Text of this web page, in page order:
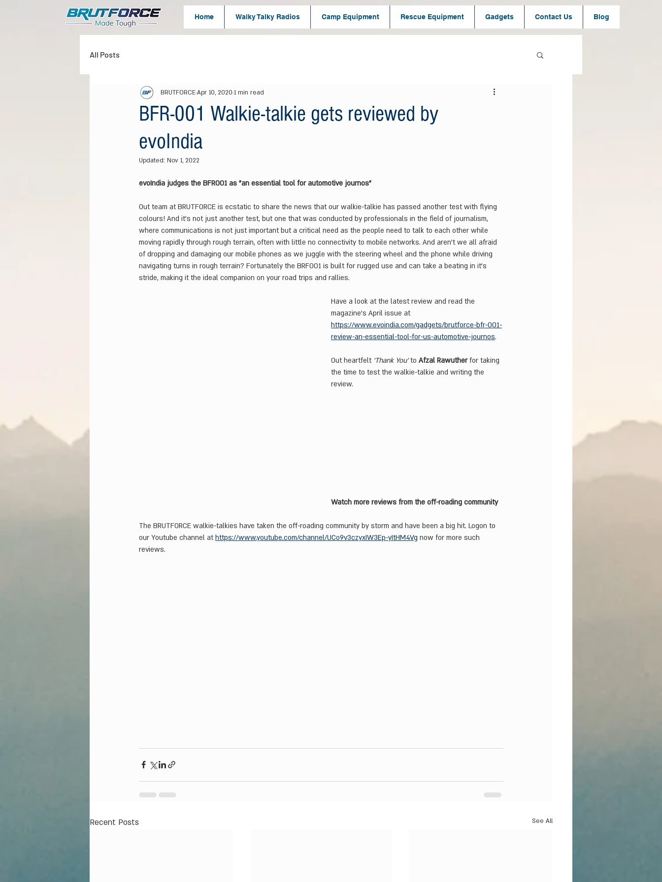
Home Walky Talky Radios Camp Equipment Rescue Equipment Gadgets Contact Us Blog
All Posts
BFR-001 Walkie-talkie gets reviewed by
evoIndia
BRUTFORCEApr 10, 2020 1 min read
Updated: Nov 1, 2022
evoIndia judges the BFR001 as "an essential tool for automotive journos"
Out team at BRUTFORCE is ecstatic to share the news that our walkie-talkie has passed another test with flying
colours! And it's not just another test, but one that was conducted by professionals in the field of journalism,
where communications is not just important but a critical need as the people need to talk to each other while
moving rapidly through rough terrain, often with little no connectivity to mobile networks. And aren't we all afraid
of dropping and damaging our mobile phones as we juggle with the steering wheel and the phone while driving
navigating turns in rough terrain? Fortunately the BRF001 is built for rugged use and can take a beating in it's
stride, making it the ideal companion on your road trips and rallies.
Have a look at the latest review and read the
magazine's April issue at
https://www.evoindia.com/gadgets/brutforce-bfr-001-
review-an-essential-tool-for-us-automotive-journos.
Out heartfelt 'Thank You' to Afzal Rawuther for taking
the time to test the walkie-talkie and writing the
review.
Watch more reviews from the off-roading community
The BRUTFORCE walkie-talkies have taken the off-roading community by storm and have been a big hit. Logon to
our Youtube channel at https://www.youtube.com/channel/UCo9v3czyxIW3Ep-yItHM4Vg now for more such
reviews.
Recent Posts See All